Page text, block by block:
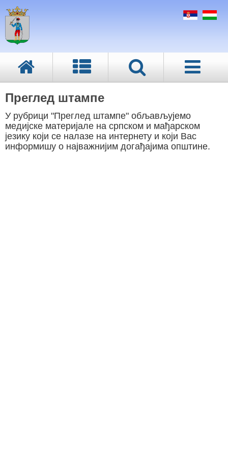
Преглед штампе
У рубрици "Преглед штампе" обљављујемо
медијске материјале на српском и мађарском
језику који се налазе на интернету и који Вас
информишу о најважнијим догађајима општине.